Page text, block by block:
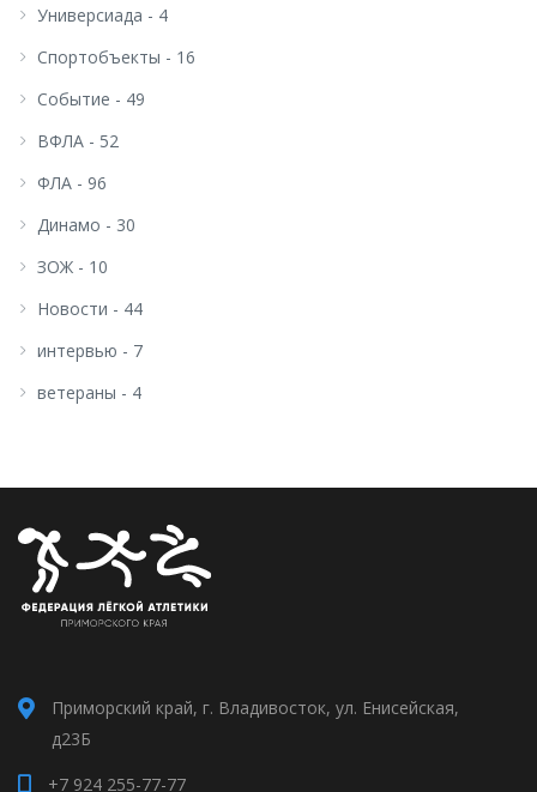
Универсиада - 4
Спортобъекты - 16
Событие - 49
ВФЛА - 52
ФЛА - 96
Динамо - 30
ЗОЖ - 10
Новости - 44
интервью - 7
ветераны - 4
Приморский край, г. Владивосток, ул. Енисейская,
д23Б
+7 924 255-77-77